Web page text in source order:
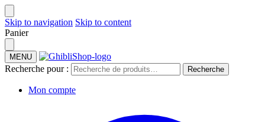
Skip to navigation Skip to content
Panier
MENU
Recherche pour : Recherche
Mon compte